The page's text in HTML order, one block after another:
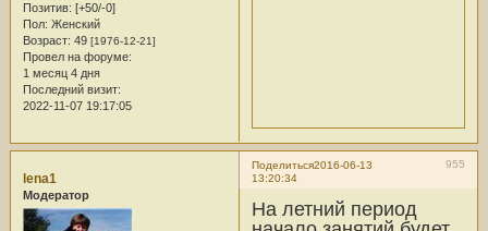
Позитив: [+50/-0]
Пол: Женский
Возраст: 49 [1976-12-21]
Провел на форуме:
1 месяц 4 дня
Последний визит:
2022-11-07 19:17:05
Поделиться 955
2016-06-13
13:20:34
lena1
Модератор
На летний период